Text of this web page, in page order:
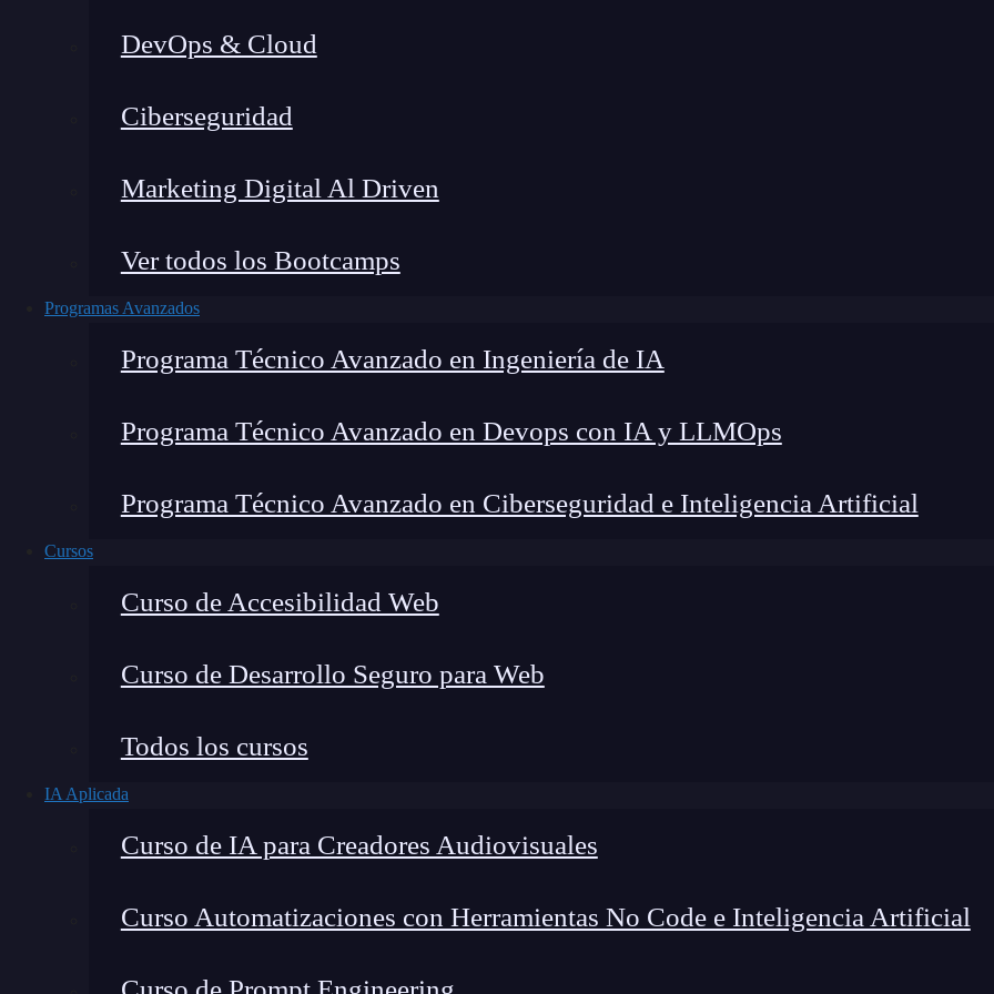
DevOps & Cloud
Ciberseguridad
Marketing Digital Al Driven
Ver todos los Bootcamps
Programas Avanzados
Programa Técnico Avanzado en Ingeniería de IA
Programa Técnico Avanzado en Devops con IA y LLMOps
Programa Técnico Avanzado en Ciberseguridad e Inteligencia Artificial
Cursos
Curso de Accesibilidad Web
Curso de Desarrollo Seguro para Web
Todos los cursos
IA Aplicada
Curso de IA para Creadores Audiovisuales
Curso Automatizaciones con Herramientas No Code e Inteligencia Artificial
Fernando Rodríguez
Co-Fundador de KeepCoding